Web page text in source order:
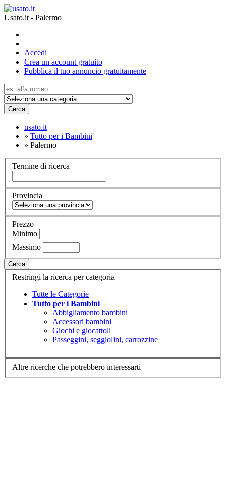
Usato.it - Palermo
Accedi
Crea un account gratuito
Pubblica il tuo annuncio gratuitamente
Cerca
usato.it
» Tutto per i Bambini
» Palermo
Termine di ricerca
Provincia
Prezzo
Minimo
Massimo
Cerca
Restringi la ricerca per categoria
Tutte le Categorie
Tutto per i Bambini
Abbigliamento bambini
Accessori bambini
Giochi e giocattoli
Passeggini, seggiolini, carrozzine
Altre ricerche che potrebbero interessarti